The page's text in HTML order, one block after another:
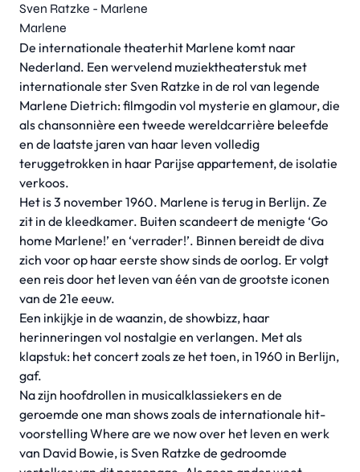
Sven Ratzke - Marlene
Marlene
De internationale theaterhit Marlene komt naar
Nederland. Een wervelend muziektheaterstuk met
internationale ster Sven Ratzke in de rol van legende
Marlene Dietrich: filmgodin vol mysterie en glamour, die
als chansonnière een tweede wereldcarrière beleefde
en de laatste jaren van haar leven volledig
teruggetrokken in haar Parijse appartement, de isolatie
verkoos.
Het is 3 november 1960. Marlene is terug in Berlijn. Ze
zit in de kleedkamer. Buiten scandeert de menigte ‘Go
home Marlene!’ en ‘verrader!’. Binnen bereidt de diva
zich voor op haar eerste show sinds de oorlog. Er volgt
een reis door het leven van één van de grootste iconen
van de 21e eeuw.
Een inkijkje in de waanzin, de showbizz, haar
herinneringen vol nostalgie en verlangen. Met als
klapstuk: het concert zoals ze het toen, in 1960 in Berlijn,
gaf.
Na zijn hoofdrollen in musicalklassiekers en de
geroemde one man shows zoals de internationale hit-
voorstelling Where are we now over het leven en werk
van David Bowie, is Sven Ratzke de gedroomde